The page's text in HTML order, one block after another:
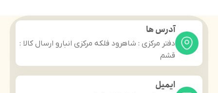
آدرس ها
دفتر مرکزی : شاهرود فلکه مرکزی انبارو ارسال کالا :
قشم
ایمیل